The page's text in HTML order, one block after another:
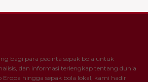
bagi para pecinta sepak bola untuk
dan informasi terlengkap tentang dunia
Eropa hingga sepak bola lokal, kami hadir